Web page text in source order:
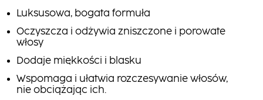
Luksusowa, bogata formuła
Oczyszcza i odżywia zniszczone i porowate
włosy
Dodaje miękkości i blasku
Wspomaga i ułatwia rozczesywanie włosów,
nie obciążając ich.